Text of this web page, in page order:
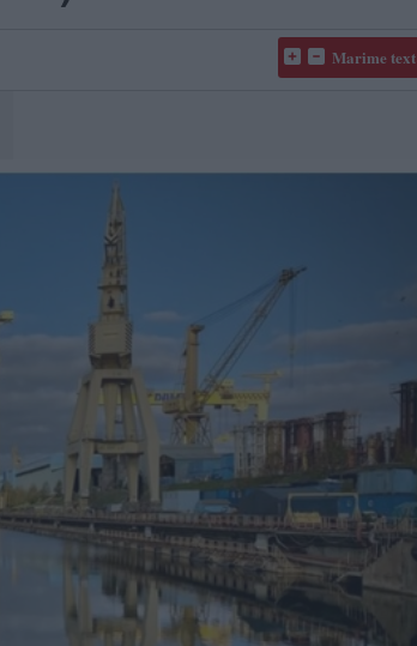
Marime text